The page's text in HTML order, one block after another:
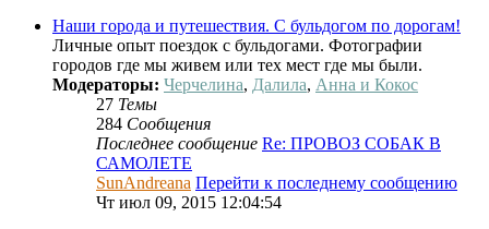
Наши города и путешествия. С бульдогом по дорогам!
Личные опыт поездок с бульдогами. Фотографии
городов где мы живем или тех мест где мы были.
Модераторы: Черчелина, Далила, Анна и Кокос
27 Темы
284 Сообщения
Последнее сообщение Re: ПРОВОЗ СОБАК В
САМОЛЕТЕ
SunAndreana Перейти к последнему сообщению
Чт июл 09, 2015 12:04:54